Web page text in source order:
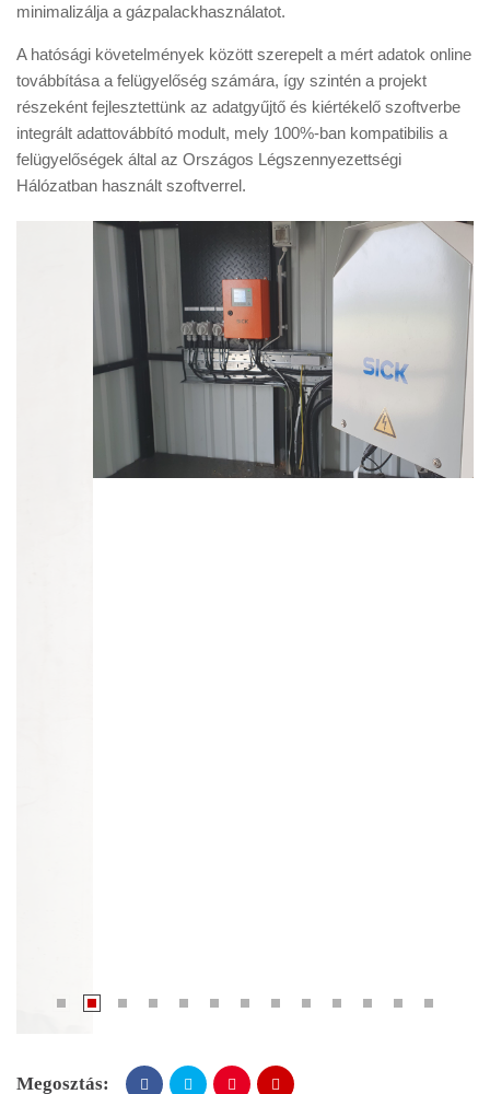
minimalizálja a gázpalackhasználatot.
A hatósági követelmények között szerepelt a mért adatok online
továbbítása a felügyelőség számára, így szintén a projekt
részeként fejlesztettünk az adatgyűjtő és kiértékelő szoftverbe
integrált adattovábbító modult, mely 100%-ban kompatibilis a
felügyelőségek által az Országos Légszennyezettségi
Hálózatban használt szoftverrel.
Megosztás: